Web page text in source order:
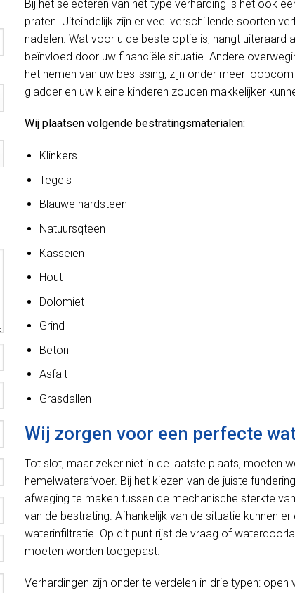
Bij het selecteren van het type verharding is het ook
praten. Uiteindelijk zijn er veel verschillende soorten
nadelen. Wat voor u de beste optie is, hangt
beïnvloed door uw financiële situatie. Andere
het nemen van uw beslissing, zijn onder meer
gladder en uw kleine kinderen zouden makkelijker
Wij plaatsen volgende bestratingsmaterialen:
Klinkers
Tegels
Blauwe hardsteen
Natuursqteen
Kasseien
Hout
Dolomiet
Grind
Beton
Asfalt
Grasdallen
Wij zorgen voor een perfecte
Tot slot, maar zeker niet in de laatste plaats, moeten
hemelwaterafvoer. Bij het kiezen van de juiste
afweging te maken tussen de mechanische sterkte
van de bestrating. Afhankelijk van de situatie kunnen
waterinfiltratie. Op dit punt rijst de vraag of
moeten worden toegepast.
Verhardingen zijn onder te verdelen in drie typen: